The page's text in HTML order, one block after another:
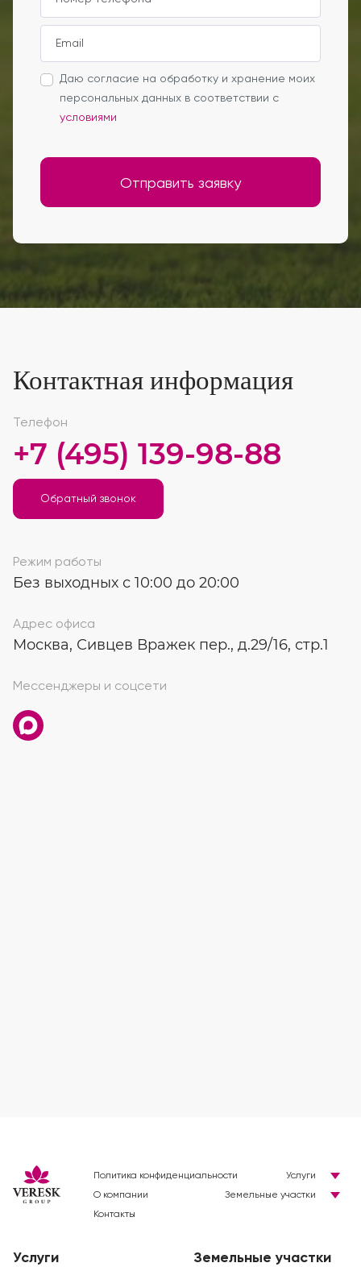
Даю согласие на обработку и хранение моих
персональных данных в соответствии с
условиями
Отправить заявку
Контактная информация
Телефон
+7 (495) 139-98-88
Обратный звонок
Режим работы
Без выходных с 10:00 до 20:00
Адрес офиса
Москва, Сивцев Вражек пер., д.29/16, стр.1
Мессенджеры и соцсети
Услуги
Земельные участки
О компании
Контакты
Политика конфиденциальности
Услуги Земельные участки